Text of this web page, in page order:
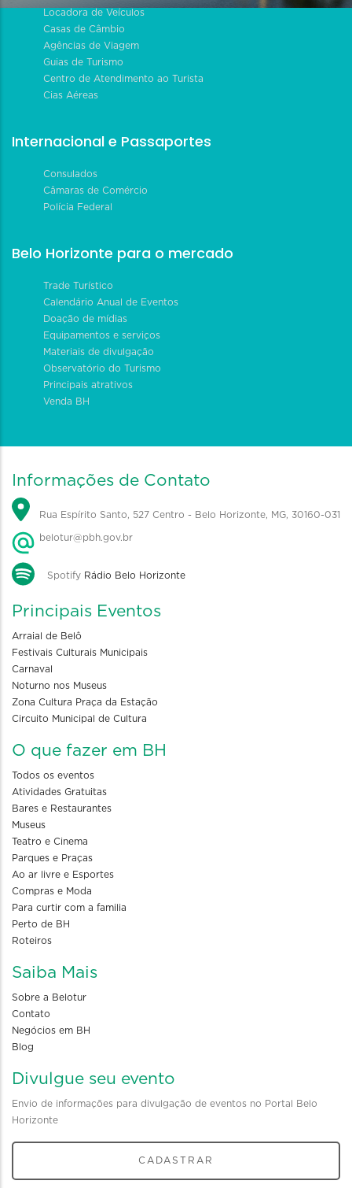
Locadora de Veículos
Casas de Câmbio
Agências de Viagem
Guias de Turismo
Centro de Atendimento ao Turista
Cias Aéreas
Internacional e Passaportes
Consulados
Câmaras de Comércio
Polícia Federal
Belo Horizonte para o mercado
Trade Turístico
Calendário Anual de Eventos
Doação de mídias
Equipamentos e serviços
Materiais de divulgação
Observatório do Turismo
Principais atrativos
Venda BH
Informações de Contato
Rua Espírito Santo, 527 Centro - Belo Horizonte, MG, 30160-031
belotur@pbh.gov.br
Spotify Rádio Belo Horizonte
Principais Eventos
Arraial de Belô
Festivais Culturais Municipais
Carnaval
Noturno nos Museus
Zona Cultura Praça da Estação
Circuito Municipal de Cultura
O que fazer em BH
Todos os eventos
Atividades Gratuitas
Bares e Restaurantes
Museus
Teatro e Cinema
Parques e Praças
Ao ar livre e Esportes
Compras e Moda
Para curtir com a familia
Perto de BH
Roteiros
Saiba Mais
Sobre a Belotur
Contato
Negócios em BH
Blog
Divulgue seu evento
Envio de informações para divulgação de eventos no Portal Belo
Horizonte
CADASTRAR